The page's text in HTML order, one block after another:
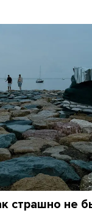
страшно не